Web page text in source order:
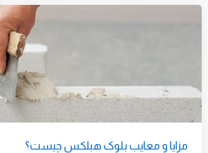
مزایا و معایب بلوک هبلکس چیست؟